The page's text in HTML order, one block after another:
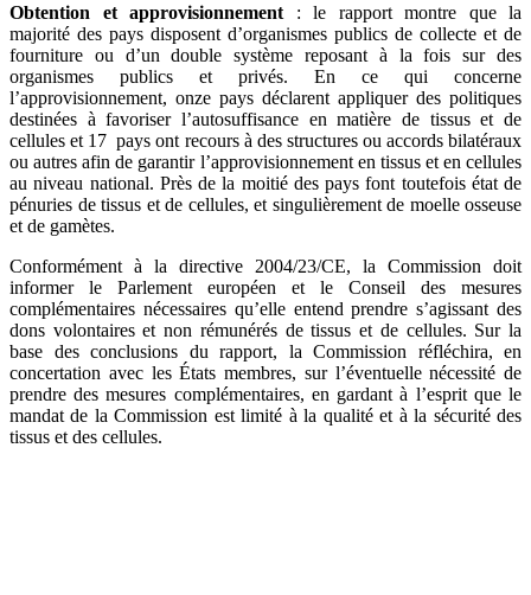
Obtention et approvisionnement : le rapport montre que la
majorité des pays disposent d’organismes publics de collecte et de
fourniture ou d’un double système reposant à la fois sur des
organismes publics et privés. En ce qui concerne
l’approvisionnement, onze pays déclarent appliquer des politiques
destinées à favoriser l’autosuffisance en matière de tissus et de
cellules et 17 pays ont recours à des structures ou accords bilatéraux
ou autres afin de garantir l’approvisionnement en tissus et en cellules
au niveau national. Près de la moitié des pays font toutefois état de
pénuries de tissus et de cellules, et singulièrement de moelle osseuse
et de gamètes.
Conformément à la directive 2004/23/CE, la Commission doit
informer le Parlement européen et le Conseil des mesures
complémentaires nécessaires qu’elle entend prendre s’agissant des
dons volontaires et non rémunérés de tissus et de cellules. Sur la
base des conclusions du rapport, la Commission réfléchira, en
concertation avec les États membres, sur l’éventuelle nécessité de
prendre des mesures complémentaires, en gardant à l’esprit que le
mandat de la Commission est limité à la qualité et à la sécurité des
tissus et des cellules.